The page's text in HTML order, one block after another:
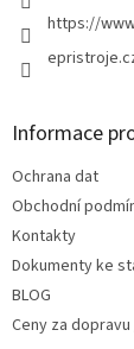
https://
Informace
Ochrana dat
Obchodní
Kontakty
Dokumenty ke
BLOG
Ceny za